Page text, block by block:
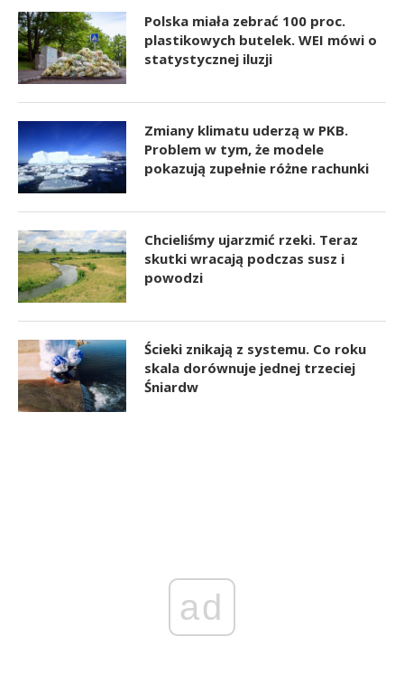
Polska miała zebrać 100 proc.
plastikowych butelek. WEI mówi o
statystycznej iluzji
Zmiany klimatu uderzą w PKB.
Problem w tym, że modele
pokazują zupełnie różne rachunki
Chcieliśmy ujarzmić rzeki. Teraz
skutki wracają podczas susz i
powodzi
Ścieki znikają z systemu. Co roku
skala dorównuje jednej trzeciej
Śniardw
ad